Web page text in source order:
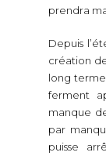
prendra
Depuis
création
long
ferment
manque
par
puisse